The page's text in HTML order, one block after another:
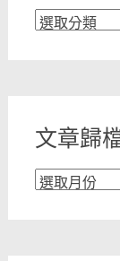
文
文章歸
文